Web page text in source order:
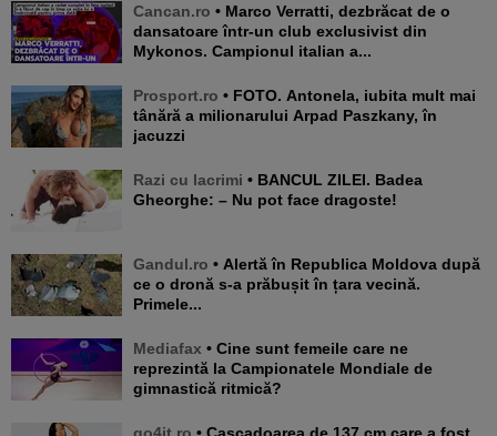
Cancan.ro • Marco Verratti, dezbrăcat de o
dansatoare într-un club exclusivist din
Mykonos. Campionul italian a...
Prosport.ro • FOTO. Antonela, iubita mult mai
tânără a milionarului Arpad Paszkany, în
jacuzzi
Razi cu lacrimi • BANCUL ZILEI. Badea
Gheorghe: – Nu pot face dragoste!
Gandul.ro • Alertă în Republica Moldova după
ce o dronă s-a prăbușit în țara vecină.
Primele...
Mediafax • Cine sunt femeile care ne
reprezintă la Campionatele Mondiale de
gimnastică ritmică?
go4it.ro • Cascadoarea de 137 cm care a fost